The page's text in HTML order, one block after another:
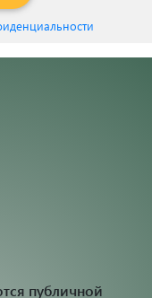
публичной